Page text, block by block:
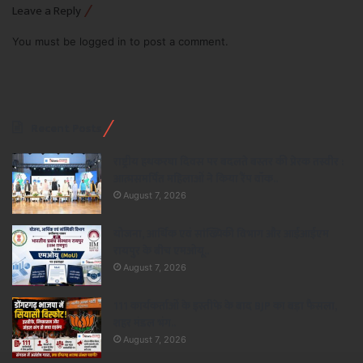
Leave a Reply
You must be logged in to post a comment.
August 7, 2026
August 7, 2026
August 7, 2026